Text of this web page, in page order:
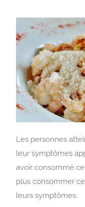
Les personnes
leur symptômes
avoir consommé
plus consommer
leurs symptômes.